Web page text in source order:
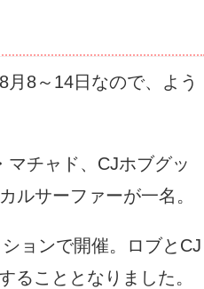
8～14日なので、よう
チャド、CJホブグッ
ルサーファーが一名。
ョンで開催。ロブとCJ
ることとなりました。